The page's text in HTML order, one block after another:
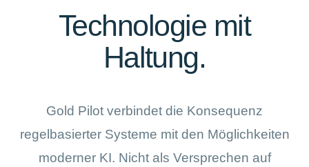
Technologie mit
Haltung.
Gold Pilot verbindet die Konsequenz
regelbasierter Systeme mit den Möglichkeiten
moderner KI. Nicht als Versprechen auf